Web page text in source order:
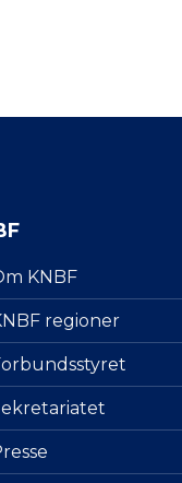
KNBF
regioner